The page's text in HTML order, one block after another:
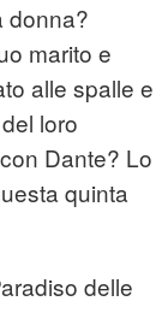
donna?
marito e
alle spalle e
loro
Dante? Lo
quinta
delle